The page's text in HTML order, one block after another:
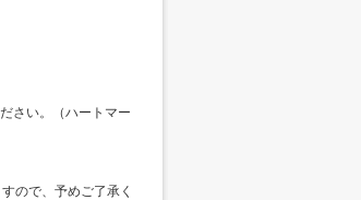
さい。（ハートマー
ので、予めご了承く